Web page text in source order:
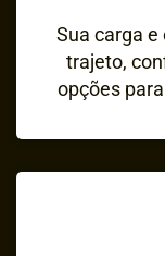
Sua carga
trajeto,
opções